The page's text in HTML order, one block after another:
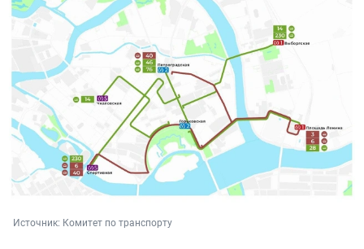
Источник: Комитет по транспорту